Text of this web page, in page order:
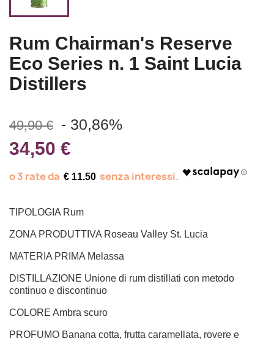
Rum Chairman's Reserve
Eco Series n. 1 Saint Lucia
Distillers
49,90 € - 30,86%
34,50 €
€ 11.50
TIPOLOGIA Rum
ZONA PRODUTTIVA Roseau Valley St. Lucia
MATERIA PRIMA Melassa
DISTILLAZIONE Unione di rum distillati con metodo
continuo e discontinuo
COLORE Ambra scuro
PROFUMO Banana cotta, frutta caramellata, rovere e